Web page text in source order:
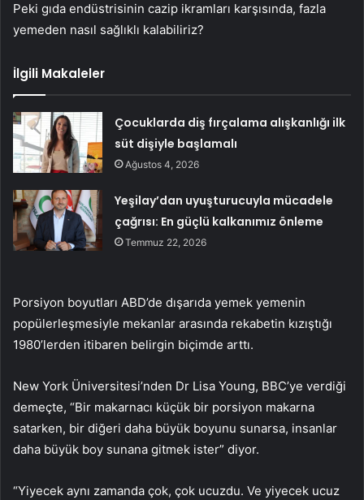
Peki gıda endüstrisinin cazip ikramları karşısında, fazla
yemeden nasıl sağlıklı kalabiliriz?
İlgili Makaleler
Çocuklarda diş fırçalama alışkanlığı ilk
süt dişiyle başlamalı
Ağustos 4, 2026
Yeşilay’dan uyuşturucuyla mücadele
çağrısı: En güçlü kalkanımız önleme
Temmuz 22, 2026
Porsiyon boyutları ABD’de dışarıda yemek yemenin
popülerleşmesiyle mekanlar arasında rekabetin kızıştığı
1980’lerden itibaren belirgin biçimde arttı.
New York Üniversitesi’nden Dr Lisa Young, BBC’ye verdiği
demeçte, “Bir makarnacı küçük bir porsiyon makarna
satarken, bir diğeri daha büyük boyunu sunarsa, insanlar
daha büyük boy sunana gitmek ister” diyor.
“Yiyecek aynı zamanda çok, çok ucuzdu. Ve yiyecek ucuz